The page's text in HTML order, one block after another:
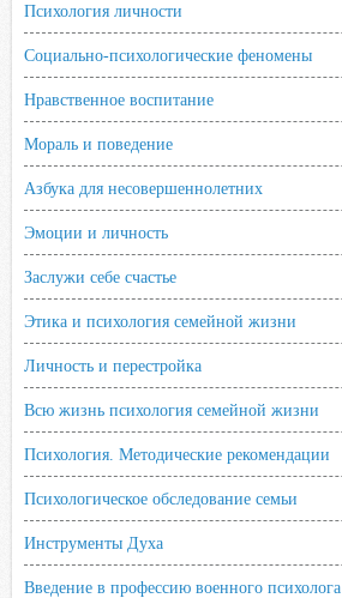
Психология личности
Социально-психологические феномены
Нравственное воспитание
Мораль и поведение
Азбука для несовершеннолетних
Эмоции и личность
Заслужи себе счастье
Этика и психология семейной жизни
Личность и перестройка
Всю жизнь психология семейной жизни
Психология. Методические рекомендации
Психологическое обследование семьи
Инструменты Духа
Введение в профессию военного психолога